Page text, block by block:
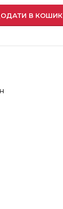
В КОШИК